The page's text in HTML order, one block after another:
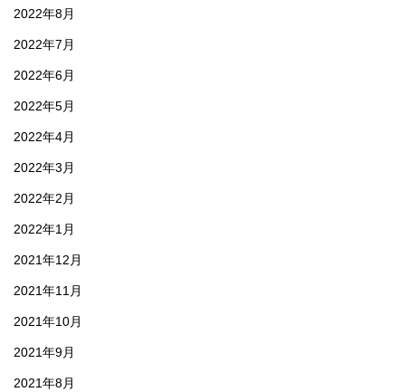
2022年8月
2022年7月
2022年6月
2022年5月
2022年4月
2022年3月
2022年2月
2022年1月
2021年12月
2021年11月
2021年10月
2021年9月
2021年8月